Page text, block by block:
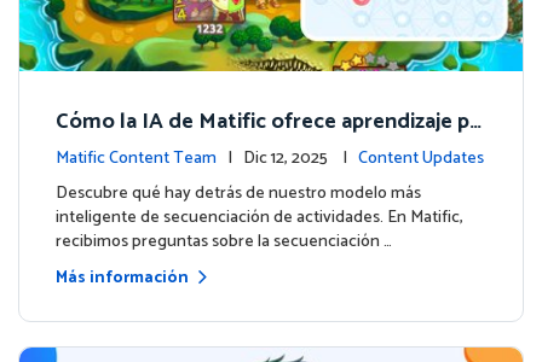
Cómo la IA de Matific ofrece aprendizaje pe
rsonalizado en la Isla de Aventuras
Matific Content Team | Dic 12, 2025 | Content Updates
Descubre qué hay detrás de nuestro modelo más
inteligente de secuenciación de actividades. En Matific,
recibimos preguntas sobre la secuenciación …
Más información